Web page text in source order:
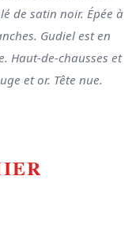
de satin noir. Épée à
Gudiel est en
Haut-de-chausses et
et or. Tête nue.